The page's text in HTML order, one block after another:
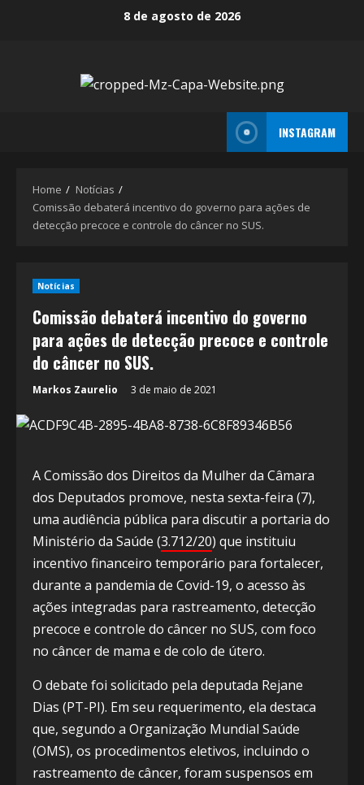
8 de agosto de 2026
INSTAGRAM
Home
Notícias
Comissão debaterá incentivo do governo para ações de
detecção precoce e controle do câncer no SUS.
Notícias
Comissão debaterá incentivo do governo
para ações de detecção precoce e controle
do câncer no SUS.
Markos Zaurelio 3 de maio de 2021
A Comissão dos Direitos da Mulher da Câmara
dos Deputados promove, nesta sexta-feira (7),
uma audiência pública para discutir a portaria do
Ministério da Saúde (3.712/20) que instituiu
incentivo financeiro temporário para fortalecer,
durante a pandemia de Covid-19, o acesso às
ações integradas para rastreamento, detecção
precoce e controle do câncer no SUS, com foco
no câncer de mama e de colo de útero.
O debate foi solicitado pela deputada Rejane
Dias (PT-PI). Em seu requerimento, ela destaca
que, segundo a Organização Mundial Saúde
(OMS), os procedimentos eletivos, incluindo o
rastreamento de câncer, foram suspensos em